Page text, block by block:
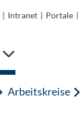
| Intranet | Portale |
Arbeitskreise